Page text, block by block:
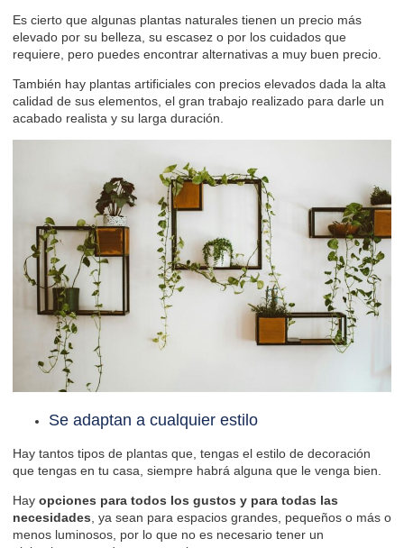
Es cierto que algunas plantas naturales tienen un precio más
elevado por su belleza, su escasez o por los cuidados que
requiere, pero puedes encontrar alternativas a muy buen precio.
También hay plantas artificiales con precios elevados dada la alta
calidad de sus elementos, el gran trabajo realizado para darle un
acabado realista y su larga duración.
Se adaptan a cualquier estilo
Hay tantos tipos de plantas que, tengas el estilo de decoración
que tengas en tu casa, siempre habrá alguna que le venga bien.
Hay opciones para todos los gustos y para todas las
necesidades , ya sean para espacios grandes, pequeños o más o
menos luminosos, por lo que no es necesario tener un